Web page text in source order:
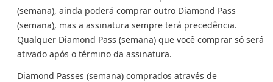
(semana), ainda poderá comprar outro Diamond Pass
(semana), mas a assinatura sempre terá precedência.
Qualquer Diamond Pass (semana) que você comprar só será
ativado após o término da assinatura.
Diamond Passes (semana) comprados através de